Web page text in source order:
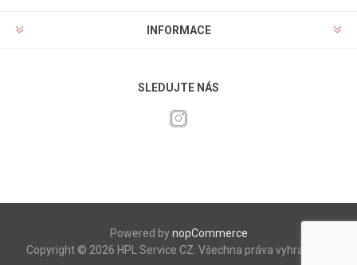
INFORMACE
SLEDUJTE NÁS
Powered bynopCommerce
Copyright © 2026 HPL Service CZ. Všechna práva vyhrazena.